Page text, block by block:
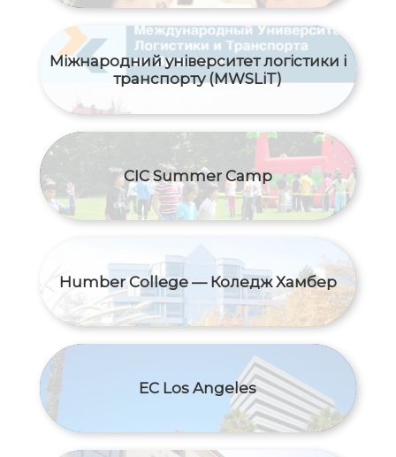
Міжнародний yніверситет логістики і
транспорту (MWSLiT)
CIC Summer Camp
Humber College — Коледж Хамбер
EC Los Angeles